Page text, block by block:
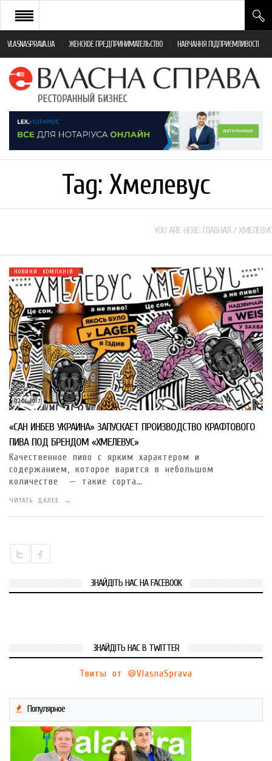
VLASNASPRAVA.UA ЖЕНСКОЕ ПРЕДПРИНИМАТЕЛЬСТВО НАВЧАННЯ ПІДПРИЄМЛИВОСТІ
НОВИНИ РЕСТОРАННОГО БІЗНЕСУ
ЯК ВІДКРИТИ ТА УСПІШНО КЕРУВАТИ
МОНІТОРИНГ ЗАКОНОДАВСТВА
Tag: Хмелевус
YOU ARE HERE: ГЛАВНАЯ / ХМЕЛЕВУС
02.06.2017
НОВИНИ КОМПАНІЙ
«САН ИНБЕВ УКРАИНА» ЗАПУСКАЕТ ПРОИЗВОДСТВО КРАФТОВОГО
ПИВА ПОД БРЕНДОМ «ХМЕЛЕВУС»
Качественное пиво с ярким характером и
содержанием, которое варится в небольшом
количестве — такие сорта…
ЧИТАТЬ ДАЛЕЕ →
ЗНАЙДІТЬ НАС НА FACEBOOK
ЗНАЙДІТЬ НАС В TWITTER
Твиты от @VlasnaSprava
Популярное